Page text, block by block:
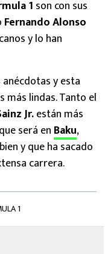
1son con sus
Fernando Alonso
y lo han
y esta
más lindas. Tanto el
Jr.están más
será en Baku,
y que ha sacado
carrera.
1